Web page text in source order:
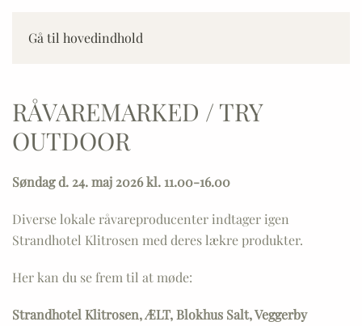
Gå til hovedindhold
RÅVAREMARKED / TRY
OUTDOOR
Søndag d. 24. maj 2026 kl. 11.00-16.00
Diverse lokale råvareproducenter indtager igen
Strandhotel Klitrosen med deres lækre produkter.
Her kan du se frem til at møde:
Strandhotel Klitrosen, ÆLT, Blokhus Salt, Veggerby